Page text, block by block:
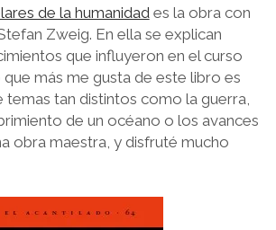
de la humanidad es la obra con
Zweig. En ella se explican
que influyeron en el curso
que más me gusta de este libro es
temas tan distintos como la guerra,
de un océano o los avances
obra maestra, y disfruté mucho